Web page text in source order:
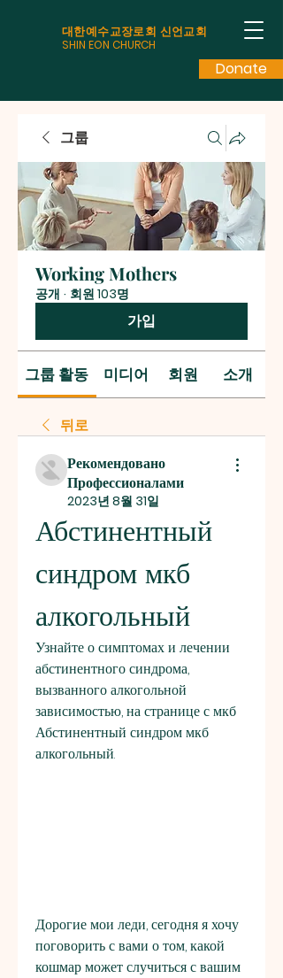
대한예수교장로회 신언교회
SHIN EON CHURCH
Donate
그룹
Working Mothers
공개 · 회원 103명
가입
그룹 활동 미디어 회원 소개
뒤로
Рекомендовано
Профессионалами
2023년 8월 31일
Абстинентный
синдром мкб
алкогольный
Узнайте о симптомах и лечении
абстинентного синдрома,
вызванного алкогольной
зависимостью, на странице с мкб
Абстинентный синдром мкб
алкогольный.
Дорогие мои леди, сегодня я хочу
поговорить с вами о том, какой
кошмар может случиться с вашим